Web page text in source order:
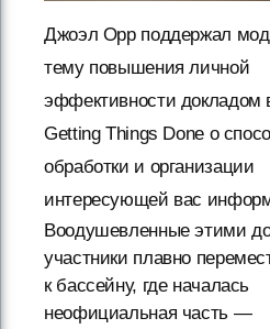
Джоэл Орр поддержал
тему повышения личной
эффективности докладом
Getting Things Done о
обработки и организации
интересующей вас
Воодушевленные этими
участники плавно
к бассейну, где началась
неофициальная часть —